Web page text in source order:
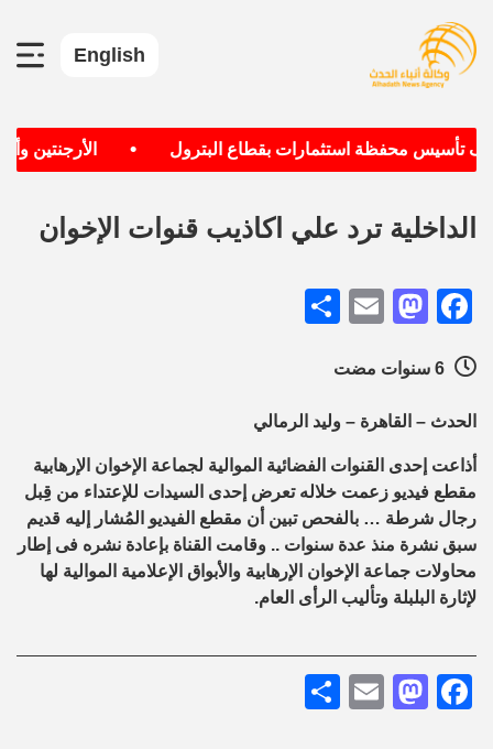
English
تأسيس محفظة استثمارات بقطاع البترول الأرجنتين
الداخلية ترد علي اكاذيب قنوات الإخوان
Facebook
Mastodon
Email
الحدث – القاهرة – وليد الرمالي
أذاعت إحدى القنوات الفضائية الموالية لجماعة الإخوان الإرهابية
مقطع فيديو زعمت خلاله تعرض إحدى السيدات للإعتداء من قِبل
رجال شرطة … بالفحص تبين أن مقطع الفيديو المُشار إليه قديم
سبق نشرة منذ عدة سنوات .. وقامت القناة بإعادة نشره فى إطار
محاولات جماعة الإخوان الإرهابية والأبواق الإعلامية الموالية لها
لإثارة البلبلة وتأليب الرأى العام.
Facebook
Mastodon
Email